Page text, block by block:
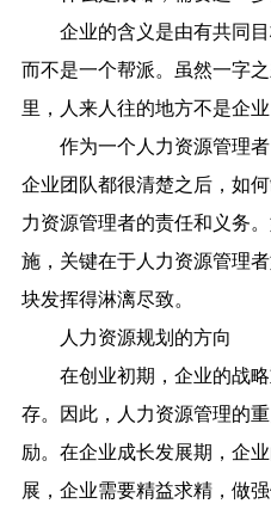
企业的含义是由有共同
而不是一个帮派。虽然一字
里，人来人往的地方不是企业
作为一个人力资源管理
企业团队都很清楚之后，如
力资源管理者的责任和义务
施，关键在于人力资源管理
块发挥得淋漓尽致。
人力资源规划的方向
在创业初期，企业的战
存。因此，人力资源管理的
励。在企业成长发展期，企
展，企业需要精益求精，做